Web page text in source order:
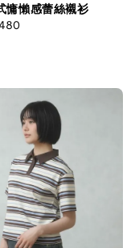
慵懶感蕾絲襯衫